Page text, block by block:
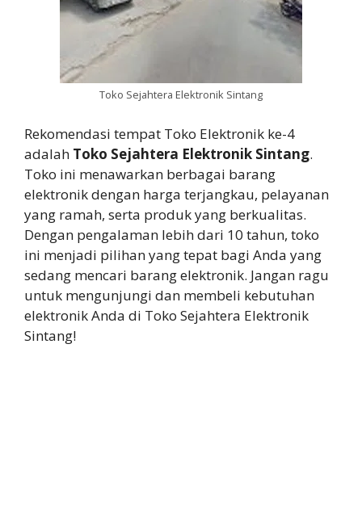
Toko Sejahtera Elektronik Sintang
Rekomendasi tempat Toko Elektronik ke-4
adalah Toko Sejahtera Elektronik Sintang.
Toko ini menawarkan berbagai barang
elektronik dengan harga terjangkau, pelayanan
yang ramah, serta produk yang berkualitas.
Dengan pengalaman lebih dari 10 tahun, toko
ini menjadi pilihan yang tepat bagi Anda yang
sedang mencari barang elektronik. Jangan ragu
untuk mengunjungi dan membeli kebutuhan
elektronik Anda di Toko Sejahtera Elektronik
Sintang!